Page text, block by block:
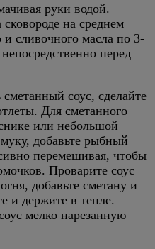
руки водой.
на среднем
и сливочного масла по 3-
перед
соус, сделайте
Для сметанного
или небольшой
добавьте рыбный
перемешивая, чтобы
Проварите соус
добавьте сметану и
и держите в тепле.
мелко нарезанную